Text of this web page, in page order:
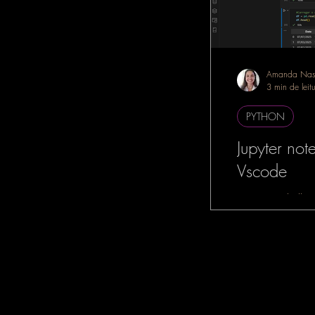
Jupyter
Vscode
Se você
dados, Machine
Intelligence, é
PYTHON
Amanda
3 min de